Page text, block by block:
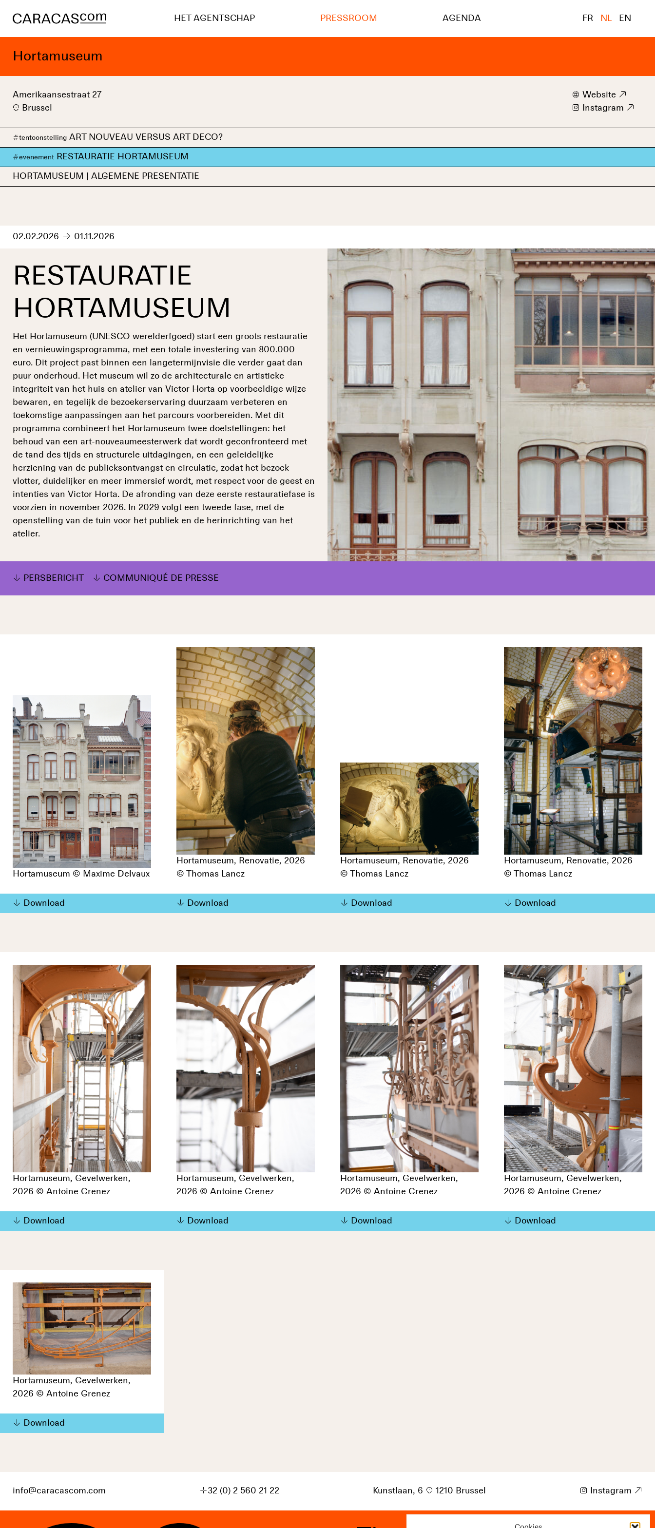
HET AGENTSCHAP PRESSROOM AGENDA FR NL EN
Hortamuseum
Amerikaansestraat 27
Brussel
w Website 9
i
Instagram 9
#tentoonstelling ART NOUVEAU VERSUS ART DECO?
#evenement RESTAURATIE HORTAMUSEUM
HORTAMUSEUM | ALGEMENE PRESENTATIE
02.02.2026 01.11.2026
RESTAURATIE
HORTAMUSEUM
Het Hortamuseum (UNESCO werelderfgoed) start een groots restauratie
en vernieuwingsprogramma, met een totale investering van 800.000
euro. Dit project past binnen een langetermijnvisie die verder gaat dan
puur onderhoud. Het museum wil zo de architecturale en artistieke
integriteit van het huis en atelier van Victor Horta op voorbeeldige wijze
bewaren, en tegelijk de bezoekerservaring duurzaam verbeteren en
toekomstige aanpassingen aan het parcours voorbereiden. Met dit
programma combineert het Hortamuseum twee doelstellingen: het
behoud van een art-nouveaumeesterwerk dat wordt geconfronteerd met
de tand des tijds en structurele uitdagingen, en een geleidelijke
herziening van de publieksontvangst en circulatie, zodat het bezoek
vlotter, duidelijker en meer immersief wordt, met respect voor de geest en
intenties van Victor Horta. De afronding van deze eerste restauratiefase is
voorzien in november 2026. In 2029 volgt een tweede fase, met de
openstelling van de tuin voor het publiek en de herinrichting van het
atelier.
PERSBERICHT COMMUNIQUÉ DE PRESSE
Hortamuseum © Maxime Delvaux
Download
Hortamuseum, Renovatie, 2026
© Thomas Lancz
Download
Hortamuseum, Renovatie, 2026
© Thomas Lancz
Download
Hortamuseum, Renovatie, 2026
© Thomas Lancz
Download
Hortamuseum, Gevelwerken,
2026 © Antoine Grenez
Download
Hortamuseum, Gevelwerken,
2026 © Antoine Grenez
Download
Hortamuseum, Gevelwerken,
2026 © Antoine Grenez
Download
Hortamuseum, Gevelwerken,
2026 © Antoine Grenez
Download
Hortamuseum, Gevelwerken,
2026 © Antoine Grenez
Download
info@caracascom.com +32 (0) 2 560 21 22 Kunstlaan, 6 p 1210 Brussel i Instagram 9